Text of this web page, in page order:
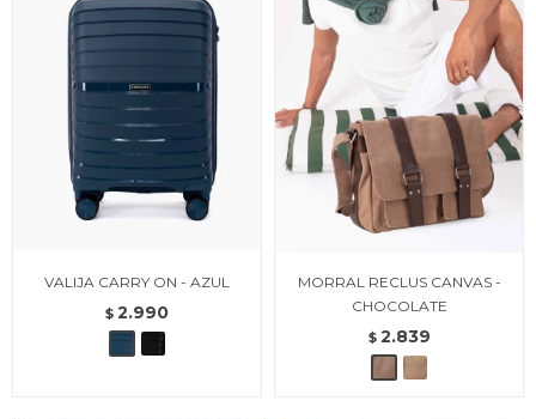
VALIJA CARRY ON - AZUL
$ 2.990
MORRAL RECLUS CANVAS -
CHOCOLATE
$ 2.839